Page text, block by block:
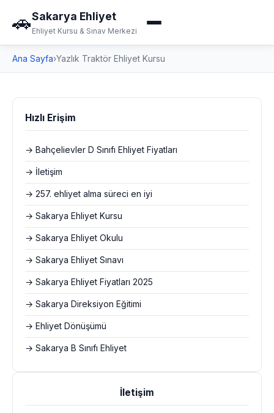
🚗Sakarya Ehliyet
Ehliyet Kursu & Sınav Merkezi
Ana Sayfa›Yazlık Traktör Ehliyet Kursu
Hızlı Erişim
→ Bahçelievler D Sınıfı Ehliyet Fiyatları
→ İletişim
→ 257. ehliyet alma süreci en iyi
→ Sakarya Ehliyet Kursu
→ Sakarya Ehliyet Okulu
→ Sakarya Ehliyet Sınavı
→ Sakarya Ehliyet Fiyatları 2025
→ Sakarya Direksiyon Eğitimi
→ Ehliyet Dönüşümü
→ Sakarya B Sınıfı Ehliyet
İletişim